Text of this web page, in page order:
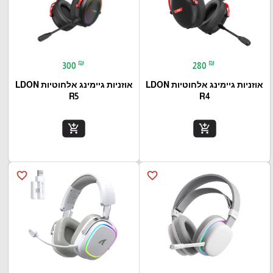
280 ₪
אוזניות גיימינג אלחוטיות LDON
R4
add_shopping_cart
300 ₪
אוזניות גיימינג אלחוטיות LDON
R5
add_shopping_cart
favorite_border
favorite_border